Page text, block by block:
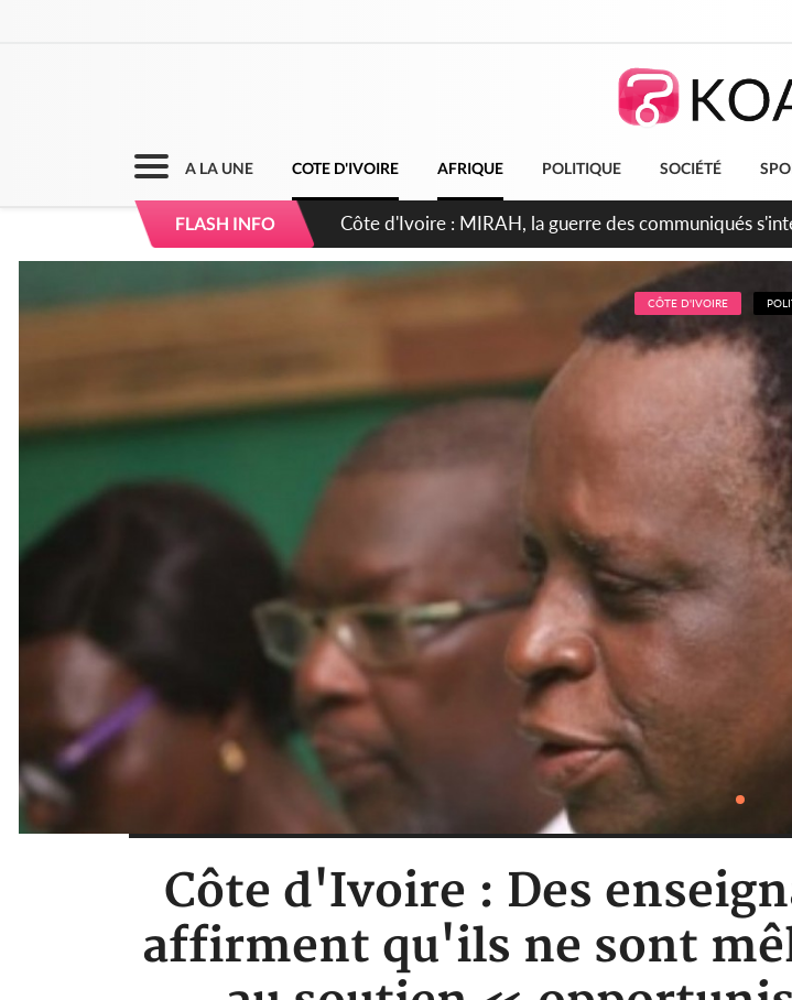
A LA UNE COTE D'IVOIRE AFRIQUE POLITIQUE SOCIÉTÉ
FLASH INFO Côte d'Ivoire : Indépendance 2026, Thiam plaide pour
CÔTE D'IVOIRE
Côte d'Ivoire : Des
affirment qu'ils ne sont